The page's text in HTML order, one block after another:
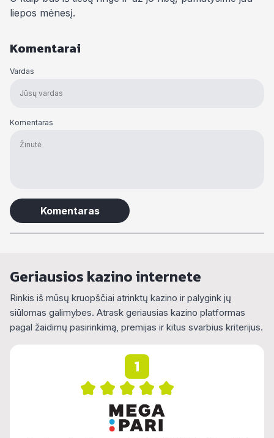
liepos mėnesį.
Komentarai
Vardas
Komentaras
Geriausios kazino internete
Rinkis iš mūsų kruopščiai atrinktų kazino ir palygink jų
siūlomas galimybes. Atrask geriausias kazino platformas
pagal žaidimų pasirinkimą, premijas ir kitus svarbius kriterijus.
1